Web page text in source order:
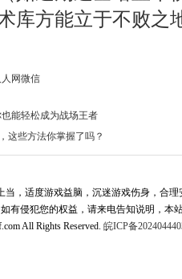
库方能立于不败之
人网微信
能轻松成为战场王者
这些方法你掌握了吗？
，适度游戏益脑，沉迷游戏伤身，合
有侵犯您的权益，请来电告知说明，本
All Rights Reserved. 皖ICP备